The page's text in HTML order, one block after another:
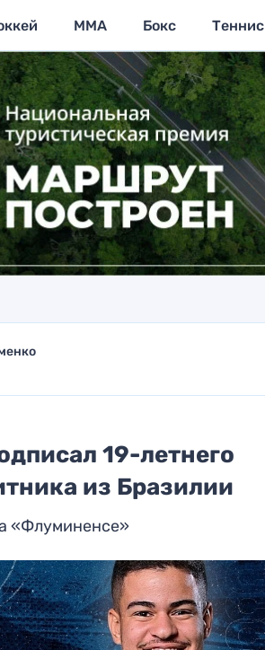
MMA Бокс Теннис
19-летнего
из Бразилии
«Флуминенсе»